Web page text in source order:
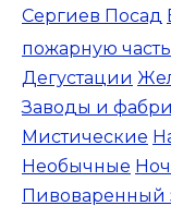
Сергиев Посад
пожарную часть
Дегустации
Заводы и
Мистические
Необычные
Пивоваренный